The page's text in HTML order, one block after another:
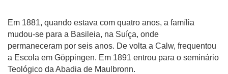
Em 1881, quando estava com quatro anos, a família
mudou-se para a Basileia, na Suíça, onde
permaneceram por seis anos. De volta a Calw, frequentou
a Escola em Göppingen. Em 1891 entrou para o seminário
Teológico da Abadia de Maulbronn.